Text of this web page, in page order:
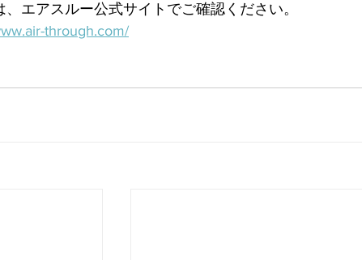
、エアスルー公式サイトでご確認ください。
through.com/